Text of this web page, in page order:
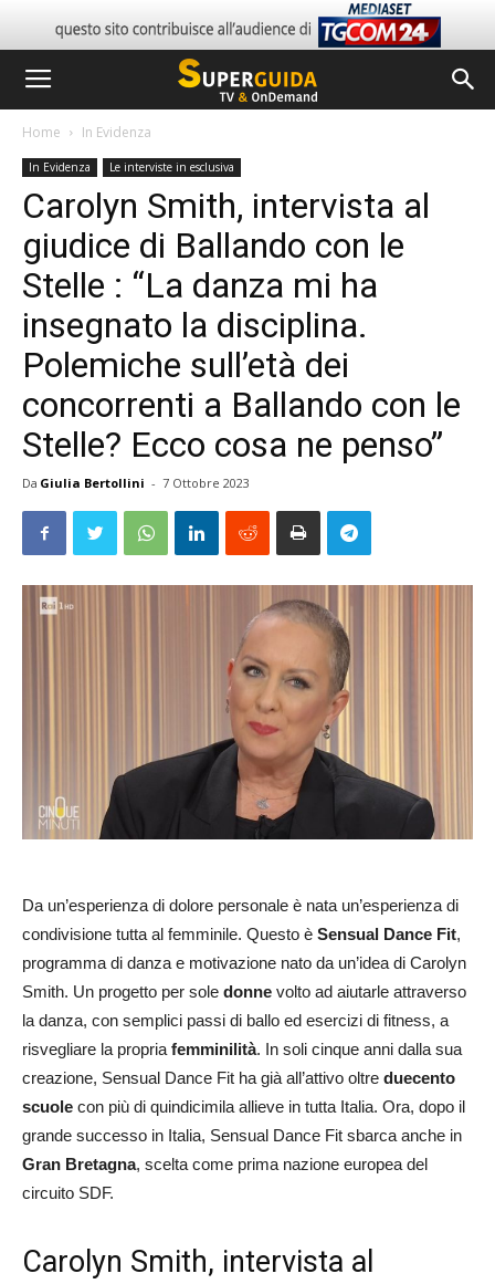
Home In Evidenza
In Evidenza Le interviste in esclusiva
Carolyn Smith, intervista al
giudice di Ballando con le
Stelle : “La danza mi ha
insegnato la disciplina.
Polemiche sull’età dei
concorrenti a Ballando con le
Stelle? Ecco cosa ne penso”
Da Giulia Bertollini - 7 Ottobre 2023
Da un’esperienza di dolore personale è nata un’esperienza di
condivisione tutta al femminile. Questo è Sensual Dance Fit,
programma di danza e motivazione nato da un’idea di Carolyn
Smith. Un progetto per sole donne volto ad aiutarle attraverso
la danza, con semplici passi di ballo ed esercizi di fitness, a
risvegliare la propria femminilità. In soli cinque anni dalla sua
creazione, Sensual Dance Fit ha già all’attivo oltre duecento
scuole con più di quindicimila allieve in tutta Italia. Ora, dopo il
grande successo in Italia, Sensual Dance Fit sbarca anche in
Gran Bretagna, scelta come prima nazione europea del
circuito SDF.
Carolyn Smith, intervista al